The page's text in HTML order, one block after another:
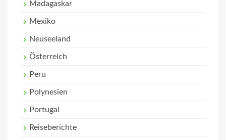
Madagaskar
Mexiko
Neuseeland
Österreich
Peru
Polynesien
Portugal
Reiseberichte